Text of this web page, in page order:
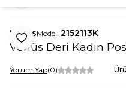
Favoriye Ekle
VenüsModel: 2152113K
Venüs Deri Kadın
Yorum Yap(0)